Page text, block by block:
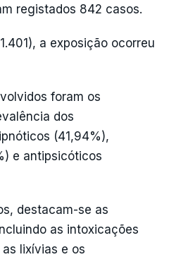
registados 842 casos.
a exposição ocorreu
foram os
dos
(41,94%),
e antipsicóticos
destacam-se as
as intoxicações
lixívias e os